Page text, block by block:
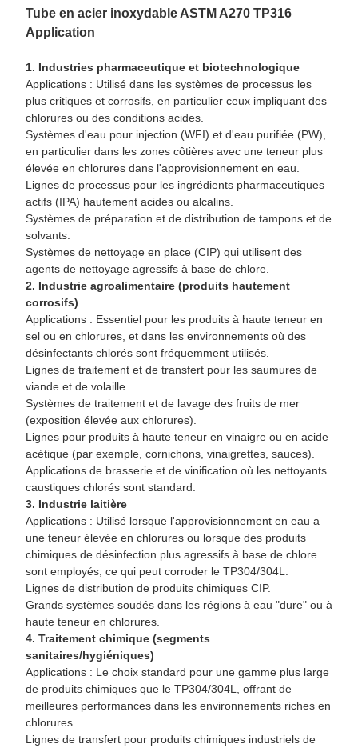
Tube en acier inoxydable ASTM A270 TP316
Application
1. Industries pharmaceutique et biotechnologique
Applications : Utilisé dans les systèmes de processus les
plus critiques et corrosifs, en particulier ceux impliquant des
chlorures ou des conditions acides.
Systèmes d'eau pour injection (WFI) et d'eau purifiée (PW),
en particulier dans les zones côtières avec une teneur plus
élevée en chlorures dans l'approvisionnement en eau.
Lignes de processus pour les ingrédients pharmaceutiques
actifs (IPA) hautement acides ou alcalins.
Systèmes de préparation et de distribution de tampons et de
solvants.
Systèmes de nettoyage en place (CIP) qui utilisent des
agents de nettoyage agressifs à base de chlore.
2. Industrie agroalimentaire (produits hautement
corrosifs)
Applications : Essentiel pour les produits à haute teneur en
sel ou en chlorures, et dans les environnements où des
désinfectants chlorés sont fréquemment utilisés.
Lignes de traitement et de transfert pour les saumures de
viande et de volaille.
Systèmes de traitement et de lavage des fruits de mer
(exposition élevée aux chlorures).
Lignes pour produits à haute teneur en vinaigre ou en acide
acétique (par exemple, cornichons, vinaigrettes, sauces).
Applications de brasserie et de vinification où les nettoyants
caustiques chlorés sont standard.
3. Industrie laitière
Applications : Utilisé lorsque l'approvisionnement en eau a
une teneur élevée en chlorures ou lorsque des produits
chimiques de désinfection plus agressifs à base de chlore
sont employés, ce qui peut corroder le TP304/304L.
Lignes de distribution de produits chimiques CIP.
Grands systèmes soudés dans les régions à eau "dure" ou à
haute teneur en chlorures.
4. Traitement chimique (segments
sanitaires/hygiéniques)
Applications : Le choix standard pour une gamme plus large
de produits chimiques que le TP304/304L, offrant de
meilleures performances dans les environnements riches en
chlorures.
Lignes de transfert pour produits chimiques industriels de